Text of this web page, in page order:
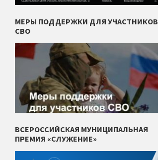
МЕРЫ ПОДДЕРЖКИ ДЛЯ УЧАСТНИКОВ
СВО
ВСЕРОССИЙСКАЯ МУНИЦИПАЛЬНАЯ
ПРЕМИЯ «СЛУЖЕНИЕ»